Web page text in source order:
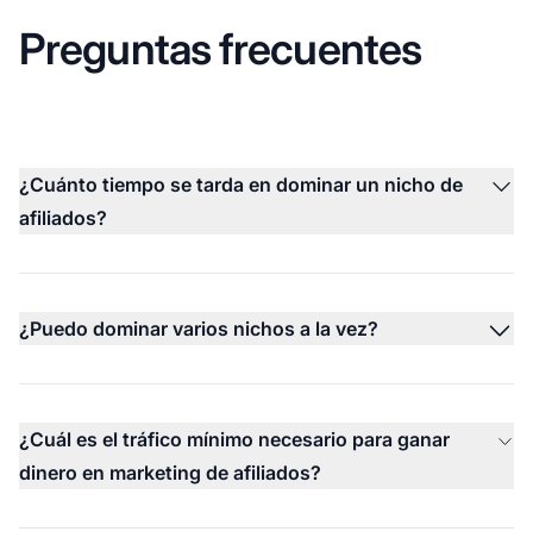
Preguntas frecuentes
¿Cuánto tiempo se tarda en dominar un nicho de
afiliados?
¿Puedo dominar varios nichos a la vez?
¿Cuál es el tráfico mínimo necesario para ganar
dinero en marketing de afiliados?